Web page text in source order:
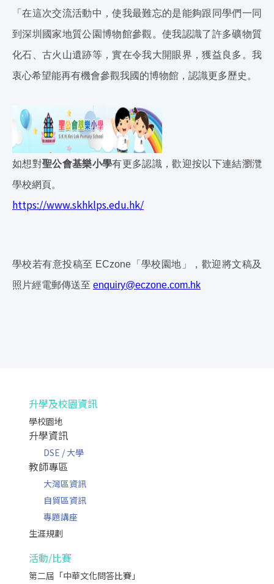
「在這次交流活動中，使我最難忘的是能夠跟同學們一同
到深圳國家地質公園博物館參觀。使我認識了許多礦物質
化石、古火山遺跡等，實在令我大開眼界，獲益良多。我
衷心希望能再有機會參觀我國的博物館，認識更多歷史。
如想對聖公會基樂小學有更多認識，歡迎按以下連結瀏灠
學校網頁。
https://www.skhklps.edu.hk/
學校若有意投稿至 ECzone「學校園地」，歡迎將文稿及
照片經電郵傳送至 enquiry@eczone.com.hk
升學及校園資訊
學校園地
升學資訊
DSE / 大學
教師專區
大灣區資訊
自貿區資訊
專題講座
生涯規劃
活動/比賽
第二屆「中華文化問答比賽」